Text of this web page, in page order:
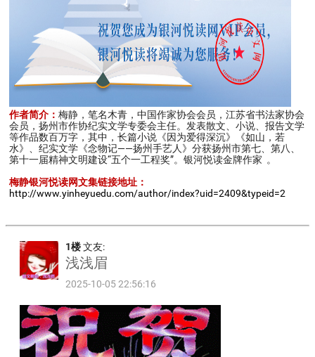
作者简介： 梅静，笔名木青，中国作家协会会员，江苏省书法家协会
会员，扬州市作协纪实文学专委会主任。发表散文、小说、报告文学
等作品数百万字，其中，长篇小说《因为爱得深沉》《如山，若
水》、纪实文学《念物记——扬州手艺人》分获扬州市第七、第八、
第十一届精神文明建设“五个一工程奖”。银河悦读金牌作家 。
梅静银河悦读网文集链接地址：
http://www.yinheyuedu.com/author/index?uid=2409&typeid=2
1楼文友:
浅浅眉
2025-10-05 22:56:16